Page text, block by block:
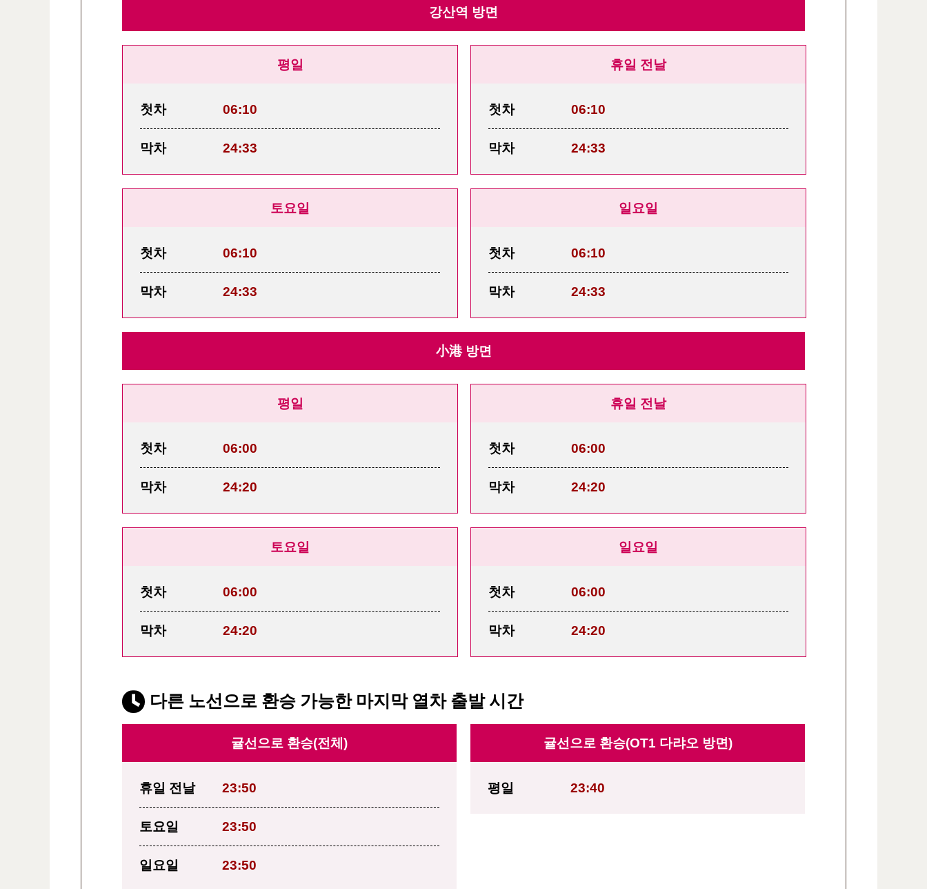
강산역 방면
평일
첫차 06:10
막차 24:33
휴일 전날
첫차 06:10
막차 24:33
토요일
첫차 06:10
막차 24:33
일요일
첫차 06:10
막차 24:33
小港 방면
평일
첫차 06:00
막차 24:20
휴일 전날
첫차 06:00
막차 24:20
토요일
첫차 06:00
막차 24:20
일요일
첫차 06:00
막차 24:20
다른 노선으로 환승 가능한 마지막 열차 출발 시간
귤선으로 환승(전체)
휴일 전날 23:50
토요일 23:50
일요일 23:50
귤선으로 환승(OT1 다랴오 방면)
평일 23:40